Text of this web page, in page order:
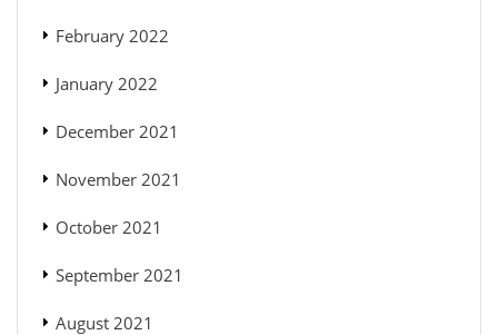
February 2022
January 2022
December 2021
November 2021
October 2021
September 2021
August 2021